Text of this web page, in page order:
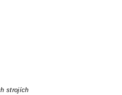
strojích